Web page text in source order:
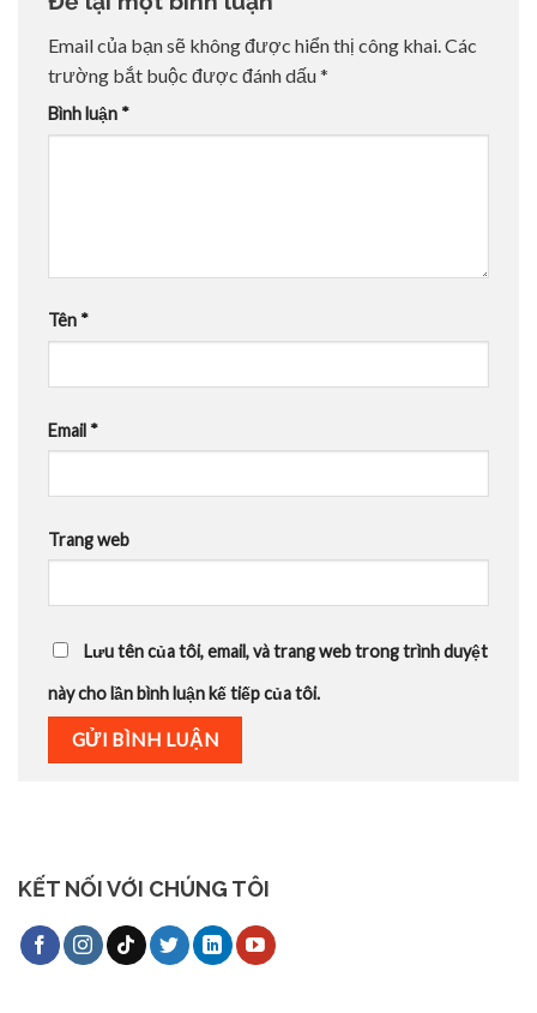
Email của bạn sẽ không được hiển thị công khai.Các
trường bắt buộc được đánh dấu*
Bình luận *
Tên *
Email *
Trang web
Lưu tên của tôi, email, và trang web trong trình duyệt
này cho lần bình luận kế tiếp của tôi.
KẾT NỐI VỚI CHÚNG TÔI